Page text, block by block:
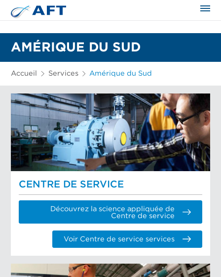
AMÉRIQUE DU SUD
Accueil Services Amérique du Sud
CENTRE DE SERVICE
Découvrez la science appliquée de
Centre de service
Voir Centre de service services